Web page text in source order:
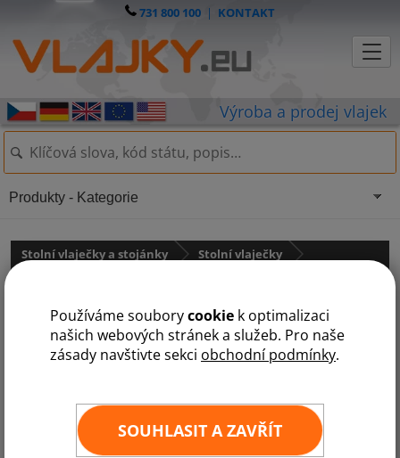
Používáme souborycookie k optimalizaci
našich webových stránek a služeb. Pro naše
zásady navštivte sekci obchodní podmínky.
SOUHLASIT A ZAVŘÍT
731 800 100 | KONTAKT
Stolní vlaječky a stojánky
Stolní vlaječky
A B D G H J K N P S
Produkty - Kategorie